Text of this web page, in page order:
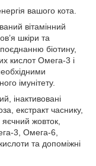
вашого кота.
вітамінний
шкіри та
біотину,
кислот Омега-3 і
імунітету.
інактивовані
екстракт часнику,
жовток,
3, Омега-6,
та допоміжні